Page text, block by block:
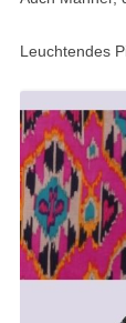
Leuchtendes